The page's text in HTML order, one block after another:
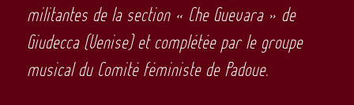
militantes de la section « Che Guevara » de
Giudecca (Venise) et complétée par le groupe
musical du Comité féministe de Padoue.